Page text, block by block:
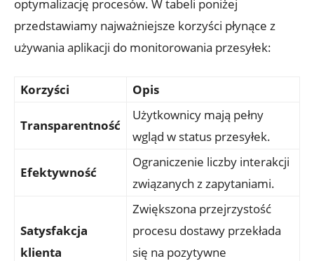
optymalizację procesów. ⁤W tabeli poniżej
przedstawiamy najważniejsze korzyści płynące⁤ z
używania ⁣aplikacji do monitorowania przesyłek:
Korzyści Opis
Transparentność
Użytkownicy mają pełny
wgląd w status przesyłek.
Efektywność
Ograniczenie liczby interakcji
związanych z zapytaniami.
Satysfakcja
⁢klienta
Zwiększona przejrzystość⁢
procesu⁣ dostawy przekłada
się na pozytywne